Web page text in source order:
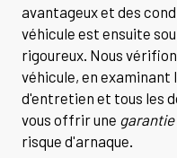
avantageux et des
véhicule est ensuite
rigoureux. Nous
véhicule, en
d'entretien et tous les
vous offrir une
risque d'arnaque.